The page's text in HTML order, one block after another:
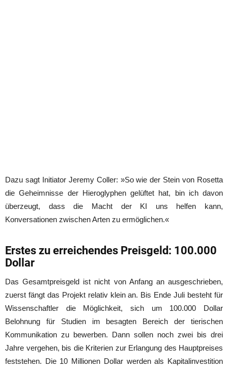
Dazu sagt Initiator Jeremy Coller: »So wie der Stein von Rosetta
die Geheimnisse der Hieroglyphen gelüftet hat, bin ich davon
überzeugt, dass die Macht der KI uns helfen kann,
Konversationen zwischen Arten zu ermöglichen.«
Erstes zu erreichendes Preisgeld: 100.000
Dollar
Das Gesamtpreisgeld ist nicht von Anfang an ausgeschrieben,
zuerst fängt das Projekt relativ klein an. Bis Ende Juli besteht für
Wissenschaftler die Möglichkeit, sich um 100.000 Dollar
Belohnung für Studien im besagten Bereich der tierischen
Kommunikation zu bewerben. Dann sollen noch zwei bis drei
Jahre vergehen, bis die Kriterien zur Erlangung des Hauptpreises
feststehen. Die 10 Millionen Dollar werden als Kapitalinvestition